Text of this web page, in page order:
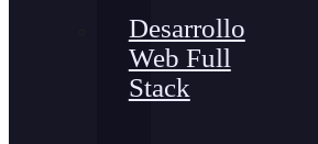
Desarrollo
Web Full
Stack